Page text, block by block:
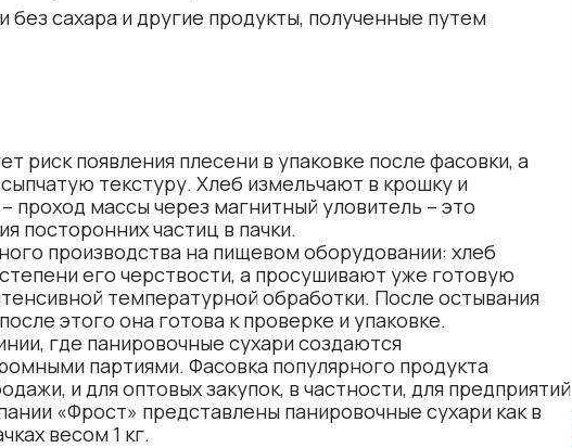
без сахара и другие продукты, полученные путем
риск появления плесени в упаковке после фасовки, а
текстуру. Хлеб измельчают в крошку и
проход массы через магнитный уловитель – это
посторонних частиц в пачки.
производства на пищевом оборудовании: хлеб
его черствости, а просушивают уже готовую
температурной обработки. После остывания
этого она готова к проверке и упаковке.
где панировочные сухари создаются
партиями. Фасовка популярного продукта
и для оптовых закупок, в частности, для предприятий
«Фрост» представлены панировочные сухари как в
весом 1 кг.